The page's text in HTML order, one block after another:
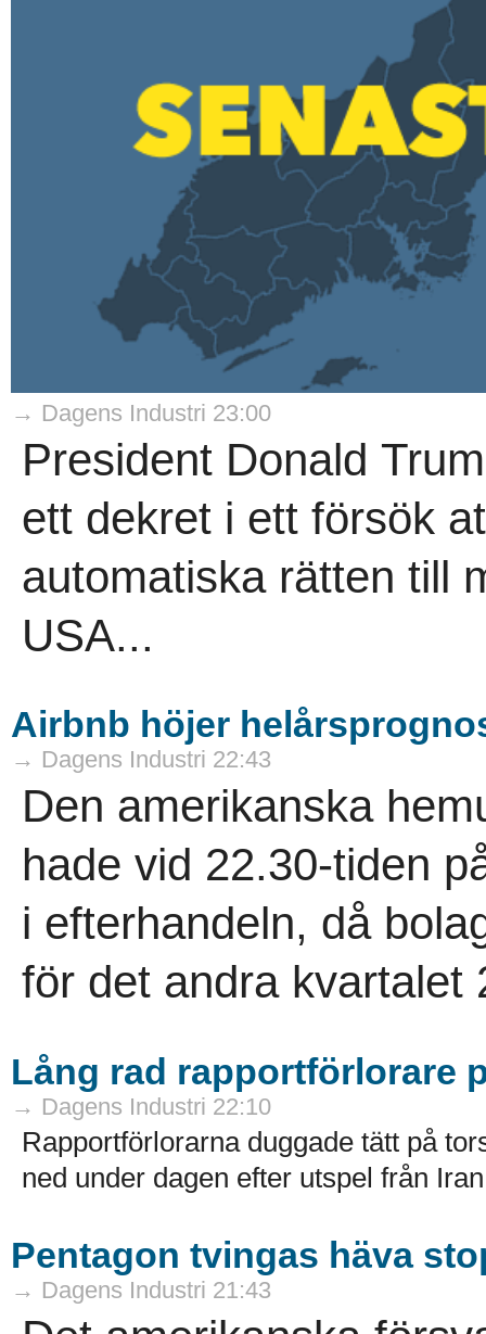
→ Dagens Industri 23:00
President Donald
ett dekret i ett försök
automatiska rätten till
USA...
Airbnb höjer
→ Dagens Industri 22:43
Den amerikanska
hade vid 22.30-tiden
i efterhandeln, då
för det andra kvartalet
Lång rad rapportförlorare
→ Dagens Industri 22:10
Rapportförlorarna duggade tätt på
ned under dagen efter utspel från
Pentagon tvingas häva
→ Dagens Industri 21:43